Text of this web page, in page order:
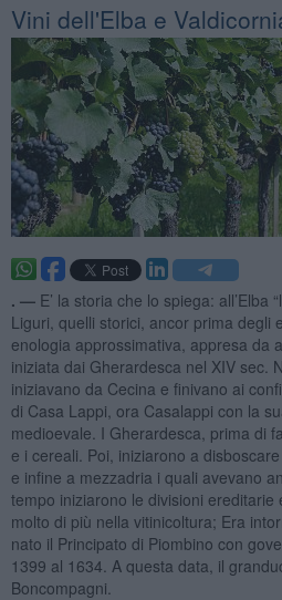
Vini dell'Elba e
. — E’ la storia che lo spiega: all’Elba
Liguri, quelli storici, ancor prima degli
enologia approssimativa, appresa da
iniziata dai Gherardesca nel XIV sec.
iniziavano da Cecina e finivano ai
di Casa Lappi, ora Casalappi con la
medioevale. I Gherardesca, prima di
e i cereali. Poi, iniziarono a
e infine a mezzadria i quali avevano
tempo iniziarono le divisioni ereditarie
molto di più nella vitinicoltura; Era
nato il Principato di Piombino con
1399 al 1634. A questa data, il
Boncompagni.